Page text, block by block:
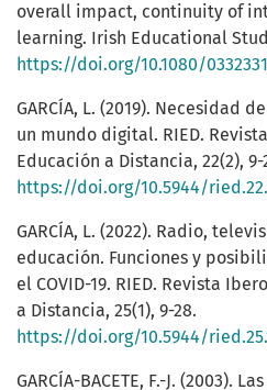
overall impact, continuity of
learning. Irish Educational
https://doi.org/10.1080/
GARCÍA, L. (2019). Necesidad
un mundo digital. RIED.
Educación a Distancia, 22(2), 9-
https://doi.org/10.5944/
GARCÍA, L. (2022). Radio,
educación. Funciones y
el COVID-19. RIED. Revista
a Distancia, 25(1), 9-28.
https://doi.org/10.5944/
GARCÍA-BACETE, F.-J. (2003).